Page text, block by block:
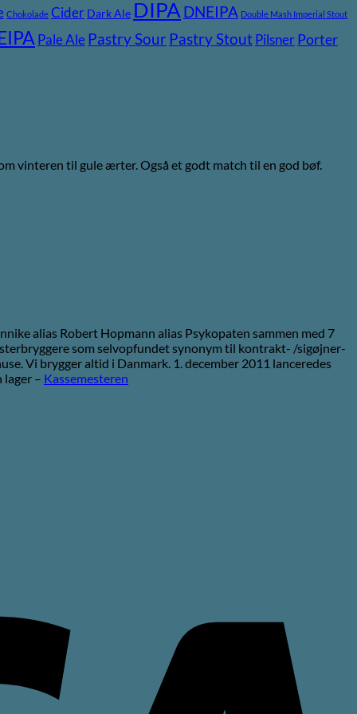
Chokolade Cider Dark Ale DIPA DNEIPA Double Mash Imperial Stout
Pale Ale Pastry Sour Pastry StoutPilsnerPorter
vinteren til gule ærter. Også et godt match til en god bøf.
alias Robert Hopmann alias Psykopaten sammen med 7
som selvopfundet synonym til kontrakt- /sigøjner-
Vi brygger altid i Danmark. 1. december 2011 lanceredes
lager – Kassemesteren